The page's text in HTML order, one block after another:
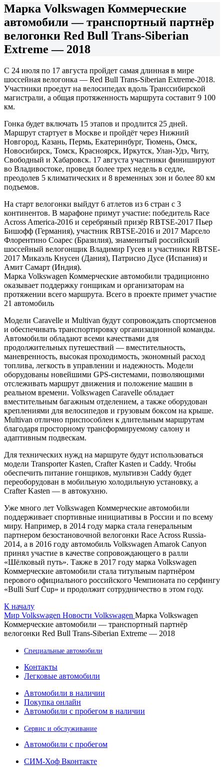
Марка Volkswagen Коммерческие
автомобили — транспортный партнёр
велогонки Red Bull Trans-Siberian
Extreme — 2018
С 24 июля по 17 августа пройдет самая длинная в мире
шоссейная велогонка — Red Bull Trans-Siberian Extreme-2018.
Участники проедут на велосипедах вдоль Транссибирской
магистрали, а общая протяженность маршрута составит 9 100
км.
Гонка будет включать 15 этапов и продлится 25 дней.
Маршрут стартует в Москве и пройдёт через Нижний
Новгород, Казань, Пермь, Екатеринбург, Тюмень, Омск,
Новосибирск, Томск, Красноярск, Иркутск, Улан-Удэ, Читу,
Свободный и Хабаровск. 17 августа участники финишируют
во Владивостоке, проведя более трех недель в седле,
преодолев 5 климатических и 8 временных зон и более 80 км
подъемов.
На старт велогонки выйдут 6 атлетов из 6 стран с 3
континентов. В марафоне примут участие: победитель Race
Across America-2016 и серебряный призёр RBTSE-2017 Пьер
Бишофф (Германия), участник RBTSE-2016 и 2017 Марсело
Флорентино Соарес (Бразилия), знаменитый российский
шоссейный велогонщик Владимир Гусев и участники RBTSE-
2017 Микаэль Кнусен (Дания), Патрисио Дусе (Испания) и
Амит Самарт (Индия).
Марка Volkswagen Коммерческие автомобили традиционно
оказывает поддержку гонщикам и организаторам на
протяжении всего маршрута. Всего в проекте примет участие
21 автомобиль
Модели Caravelle и Multivan будут сопровождать спортсменов
и обеспечивать транспортировку организационной команды.
Автомобили обладают всеми качествами для
продолжительных путешествий — вместительность,
маневренность, высокая проходимость, экономный расход
топлива, легкость в управлении и надежность. Модели
оборудованы новейшими GPS-системами, позволяющими
отслеживать маршрут движения и положение машин в
реальном времени. Volkswagen Caravelle обладает
вместительным багажным отделением, а также оборудован
креплениями для велосипедов и грузовым боксом на крыше.
Multivan отлично приспособлен к длительным маршрутам
благодаря просторному трансформируемому салону и
адаптивным подвескам.
Для технических нужд на маршруте будут использоваться
модели Transporter Kasten, Crafter Kasten и Caddy. Чтобы
обеспечить питание гонщиков, мультивэн Caddy будет
переоборудован в мобильную холодильную установку, а
Crafter Kasten — в автокухню.
Уже много лет Volkswagen Коммерческие автомобили
поддерживает спортивные инициативы в России и по всему
миру. Например, в 2014 году марка стала генеральным
партнером безостановочной велогонки Race Across Russia-
2014, а в 2016 году автомобиль Volkswagen Amarok Canyon
принял участие в качестве сопровождающего в ралли
«Шёлковый путь». Также в 2017 году марка Volkswagen
Коммерческие автомобили стала титульным партнёром
перового официального российского Чемпионата по серфингу
«Bulli Surf Cup» и продолжит сотрудничество в этом году.
К началу
Мир Volkswagen Новости Volkswagen Марка Volkswagen
Коммерческие автомобили — транспортный партнёр
велогонки Red Bull Trans-Siberian Extreme — 2018
Специальные автомобили
Контакты
Легковые автомобили
Автомобили в наличии
Покупка онлайн
Автомобили с пробегом в наличии
Сервис и обслуживание
Автомобили с пробегом
СИМ-Хоф Вконтакте